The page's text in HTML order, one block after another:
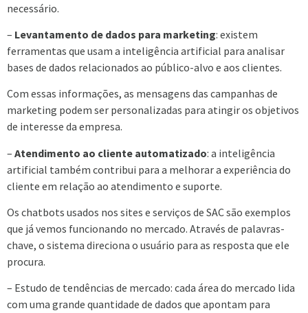
necessário.
– Levantamento de dados para marketing: existem
ferramentas que usam a inteligência artificial para analisar
bases de dados relacionados ao público-alvo e aos clientes.
Com essas informações, as mensagens das campanhas de
marketing podem ser personalizadas para atingir os objetivos
de interesse da empresa.
– Atendimento ao cliente automatizado: a inteligência
artificial também contribui para a melhorar a experiência do
cliente em relação ao atendimento e suporte.
Os chatbots usados nos sites e serviços de SAC são exemplos
que já vemos funcionando no mercado. Através de palavras-
chave, o sistema direciona o usuário para as resposta que ele
procura.
– Estudo de tendências de mercado: cada área do mercado lida
com uma grande quantidade de dados que apontam para